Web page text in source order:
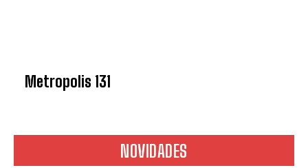
Metropolis 131
NOVIDADES